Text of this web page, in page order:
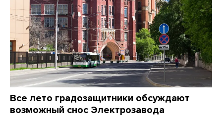
Все лето градозащитники обсуждают
возможный снос Электрозавода